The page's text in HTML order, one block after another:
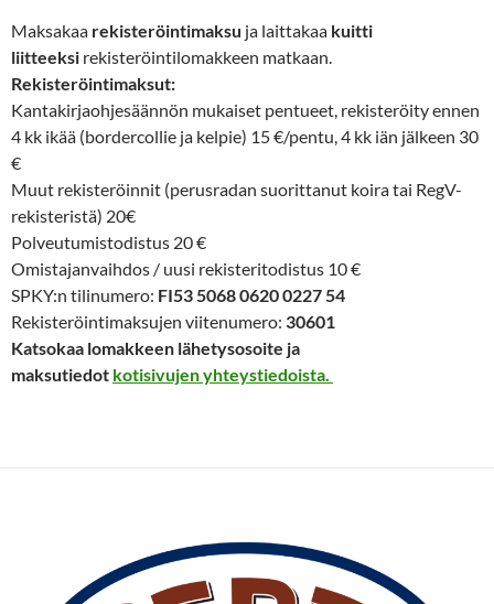
Maksakaa rekisteröintimaksu ja laittakaa kuitti
liitteeksi rekisteröintilomakkeen matkaan.
Rekisteröintimaksut:
Kantakirjaohjesäännön mukaiset pentueet, rekisteröity ennen
4 kk ikää (bordercollie ja kelpie) 15 €/pentu, 4 kk iän jälkeen 30
€
Muut rekisteröinnit (perusradan suorittanut koira tai RegV-
rekisteristä) 20€
Polveutumistodistus 20 €
Omistajanvaihdos / uusi rekisteritodistus 10 €
SPKY:n tilinumero: FI53 5068 0620 0227 54
Rekisteröintimaksujen viitenumero: 30601
Katsokaa lomakkeen lähetysosoite ja
maksutiedot kotisivujen yhteystiedoista.